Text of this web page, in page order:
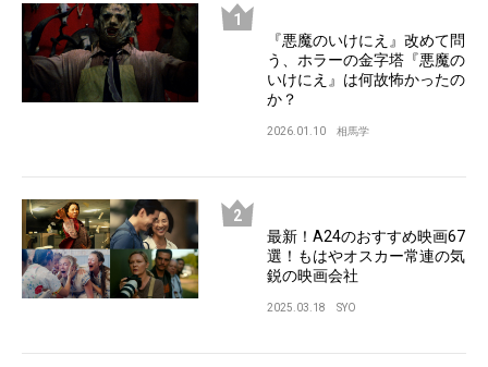
『悪魔のいけにえ』改めて問
う、ホラーの金字塔『悪魔の
いけにえ』は何故怖かったの
か？
2026.01.10 相馬学
最新！A24のおすすめ映画67
選！もはやオスカー常連の気
鋭の映画会社
2025.03.18 SYO